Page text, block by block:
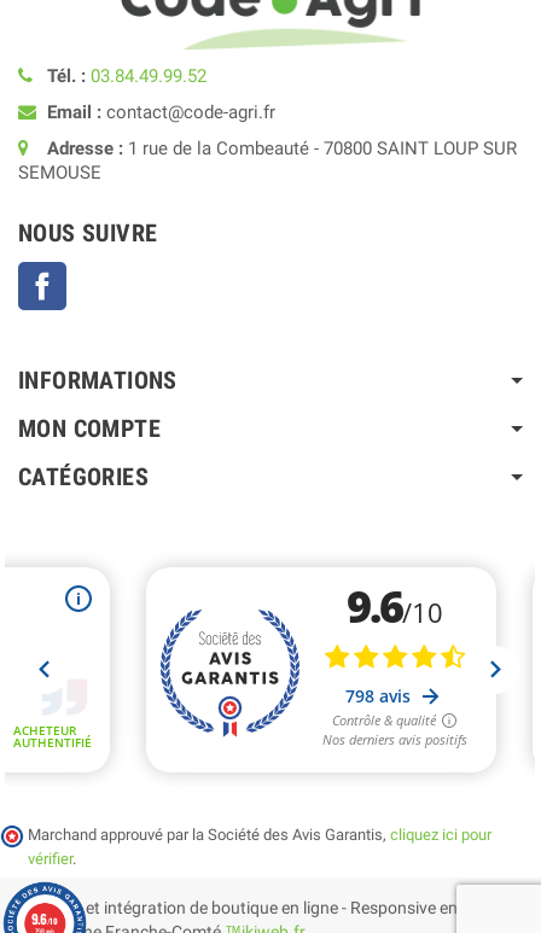
Tél. : 03.84.49.99.52
Email : contact@code-agri.fr
Adresse : 1 rue de la Combeauté - 70800 SAINT LOUP SUR
SEMOUSE
NOUS SUIVRE
INFORMATIONS
MON COMPTE
CATÉGORIES
Marchand approuvé par la Société des Avis Garantis, cliquez ici pour
vérifier.
Création et intégration de boutique en ligne - Responsive en
9.6/10